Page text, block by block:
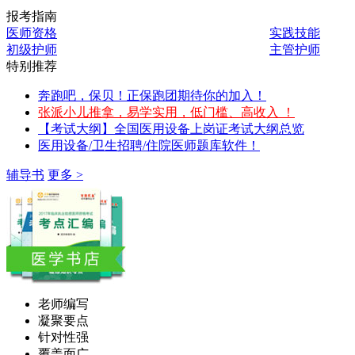
报考指南
医师资格
实践技能
初级护师
主管护师
特别推荐
奔跑吧，保贝！正保跑团期待你的加入！
张派小儿推拿，易学实用，低门槛、高收入 ！
【考试大纲】全国医用设备上岗证考试大纲总览
医用设备/卫生招聘/住院医师题库软件！
辅导书 更多 >
老师编写
凝聚要点
针对性强